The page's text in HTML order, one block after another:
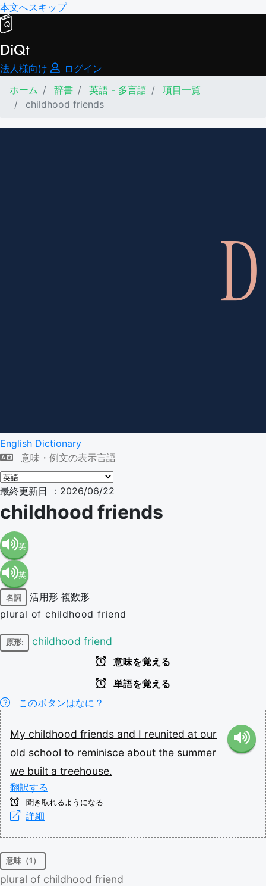
本文へスキップ
DiQt
法人様向け
ログイン
ホーム
辞書 英語 - 多言語
項目一覧
childhood friends
English Dictionary
意味・例文の表示言語
最終更新日 ：2026/06/22
childhood friends
英
語（米
国）
(en-US)
英
語（イ
ギリ
(en-GB)
名詞 活用形 複数形
plural of childhood friend
原形: childhood friend
意味を覚える
単語を覚える
このボタンはなに？
My childhood friends and I reunited at our
old school to reminisce about the summer
we built a treehouse.
翻訳する
聞き取れるようになる
詳細
意味（1）
plural of childhood friend